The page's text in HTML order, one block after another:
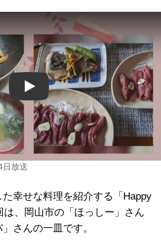
Play
日放送
幸せな料理を紹介する「Happy
、岡山市の「ほっしー」さん
さんの一皿です。